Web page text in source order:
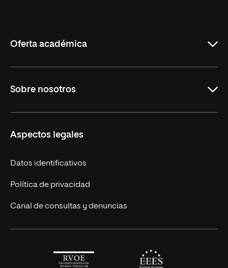
Oferta académica
Licenciaturas en línea
Másteres Europeos
Cursos Europeos
Títulos Americanos
Alianza Newman
Sobre nosotros
Nuestros alumnos
Únete a nosotros
Actualidad
Solicita información
Aspectos legales
Datos identificativos
Política de privacidad
Canal de consultas y denuncias